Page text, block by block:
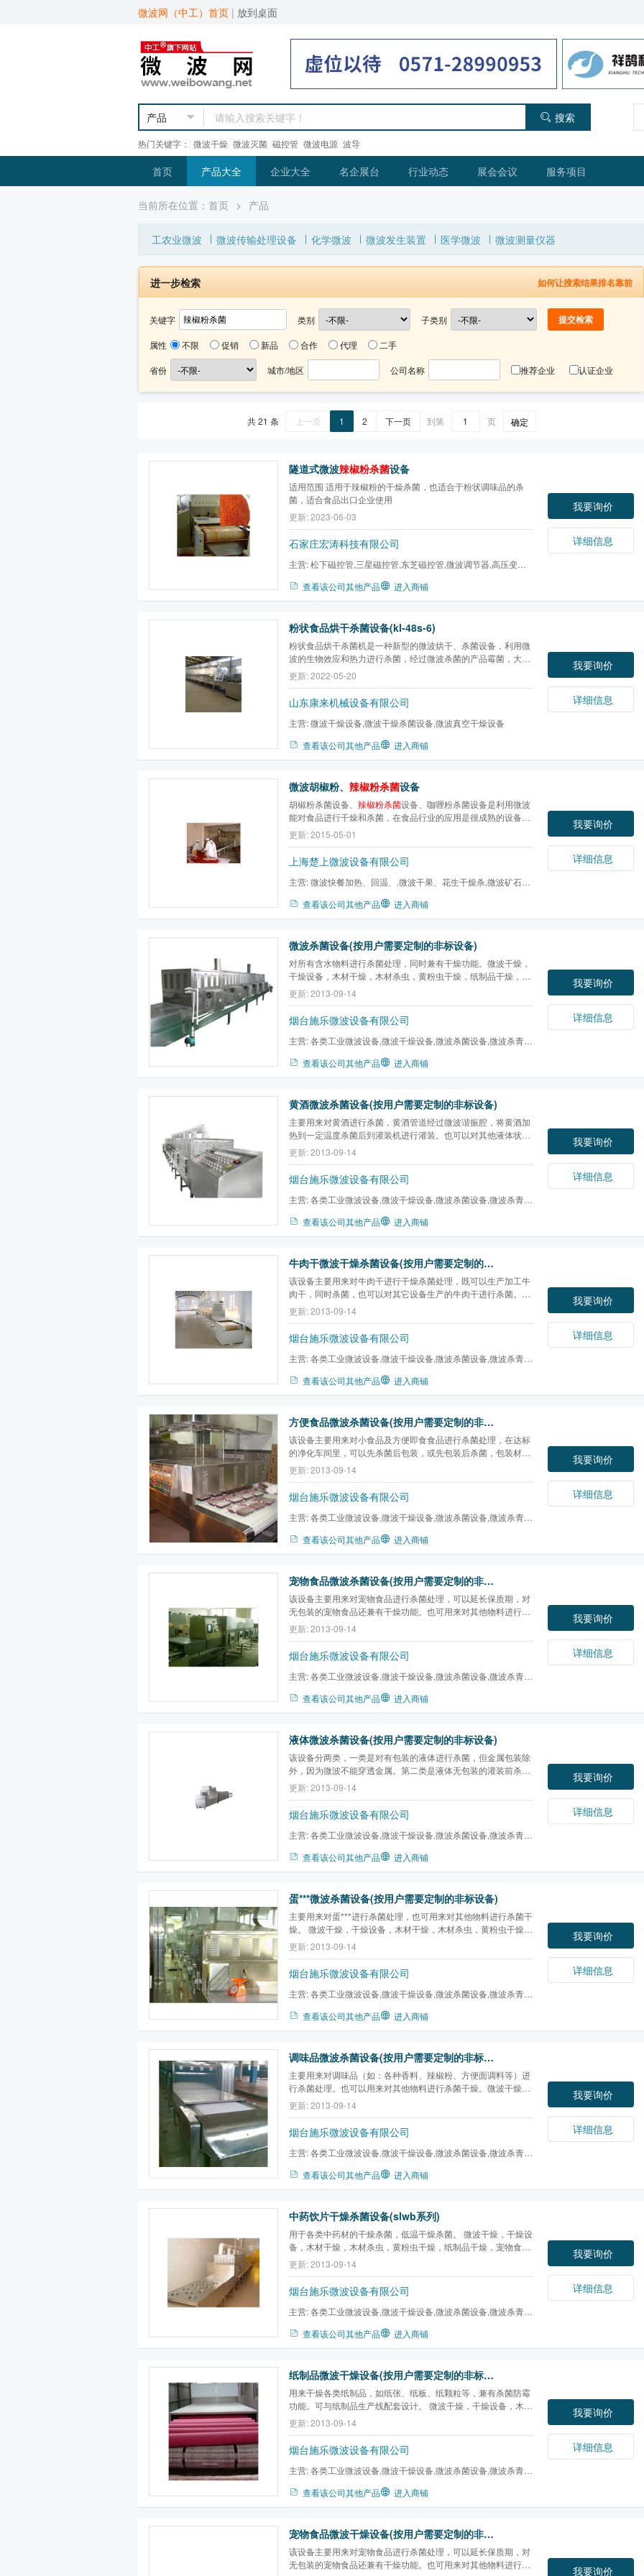
微波网（中工）首页 | 放到桌面
搜索
热门关键字： 微波干燥 微波灭菌 磁控管 微波电源 波导
首页 产品大全 企业大全 名企展台 行业动态 展会会议 服务项目
当前所在位置： 首页 > 产品
工农业微波 微波传输处理设备 化学微波 微波发生装置 医学微波 微波测量仪器
进一步检索 如何让搜索结果排名靠前
关键字 类别 子类别
属性 不限 促销 新品 合作 代理 二手
省份 城市/地区 公司名称 推荐企业 认证企业
共 21 条 上一页 1 2 下一页 到第 页 确定
隧道式微波辣椒粉杀菌设备
适用范围 适用于辣椒粉的干燥杀菌，也适合于粉状调味品的杀
菌，适合食品出口企业使用
更新: 2023-06-03
石家庄宏涛科技有限公司
主营:松下磁控管,三星磁控管,东芝磁控管,微波调节器,高压变压
查看该公司其他产品 进入商铺
我要询价
详细信息
粉状食品烘干杀菌设备(kl-48s-6)
粉状食品烘干杀菌机是一种新型的微波烘干、杀菌设备，利用微
波的生物效应和热力进行杀菌，经过微波杀菌的产品霉菌，大肠
肝菌，致病菌等都能达到卫生标准。微波杀菌设备是适用于各种
粉状食品的杀菌设备。如：调味品、
蛋***、豆粉、蔬菜粉、五谷杂粮粉、菌菇、面粉、淀粉、即...
更新: 2022-05-20
山东康来机械设备有限公司
主营:微波干燥设备,微波干燥杀菌设备,微波真空干燥设备
查看该公司其他产品
进入商铺
我要询价
详细信息
微波胡椒粉、 辣椒粉杀菌设备
胡椒粉杀菌设备、 辣椒粉杀菌设备、咖喱粉杀菌设备是利用微波
能对食品进行干燥和杀菌，在食品行业的应用是很成熟的设备，
家用微波炉就是很好的应用例子。在食品加热、蒸煮、熟化、烘
烤、杀菌等方面，微波炉都可以做得到。
更新: 2015-05-01
上海楚上微波设备有限公司
主营:微波快餐加热、回温、,微波干果、花生干燥杀,微波矿石设
查看该公司其他产品 进入商铺
我要询价
详细信息
微波杀菌设备(按用户需要定制的非标设备)
对所有含水物料进行杀菌处理，同时兼有干燥功能。微波干燥，
干燥设备，木材干燥，木材杀虫，黄粉虫干燥，纸制品干燥，宠
物食品干燥，粉末干燥，矿粉干燥，饮片干燥，金银花干燥，茶
叶杀青，大豆脱腥，真空干燥，杀菌设备，微波杀菌，烟台微
波， 辣椒粉杀菌 ，调味品杀菌，液体杀菌，蛋***杀菌，粉末...
更新: 2013-09-14
烟台施乐微波设备有限公司
主营:各类工业微波设备,微波干燥设备,微波杀菌设备,微波杀青设
查看该公司其他产品 进入商铺
我要询价
详细信息
黄酒微波杀菌设备(按用户需要定制的非标设备)
主要用来对黄酒进行杀菌，黄酒管道经过微波谐振腔，将黄酒加
热到一定温度杀菌后到灌装机进行灌装。也可以对其他液体状物
料进行杀菌处理。杀菌设备，微波杀菌，烟台微波，
菌，调味品杀菌，液体杀菌，蛋***杀菌，粉末杀菌，食品杀菌，
宠物食品杀菌，黄酒杀菌，牛肉干杀菌
更新: 2013-09-14
烟台施乐微波设备有限公司
主营:各类工业微波设备,微波干燥设备,微波杀菌设备,微波杀青设
查看该公司其他产品 进入商铺
我要询价
详细信息
牛肉干微波干燥杀菌设备(按用户需要定制的非标设备)
该设备主要用来对牛肉干进行干燥杀菌处理，既可以生产加工牛
肉干，同时杀菌，也可以对其它设备生产的牛肉干进行杀菌。还
可用来对其他物料进行杀菌干燥。杀菌设备，微波杀菌，烟台微
波，
菌，食品杀菌，宠物食品杀菌，黄酒杀菌，牛肉干杀菌
更新: 2013-09-14
烟台施乐微波设备有限公司
主营:各类工业微波设备,微波干燥设备,微波杀菌设备,微波杀青设
查看该公司其他产品 进入商铺
我要询价
详细信息
方便食品微波杀菌设备(按用户需要定制的非标设备)
该设备主要用来对小食品及方便即食食品进行杀菌处理，在达标
的净化车间里，可以先杀菌后包装，或先包装后杀菌，包装材质
不能是金属的。该设备也可用来对其他物料进行杀菌干燥。杀菌
设备，微波杀菌，烟台微波，
菌，蛋***杀菌，粉末杀菌，食品杀菌，宠物食品杀菌，黄...
更新: 2013-09-14
烟台施乐微波设备有限公司
主营:各类工业微波设备,微波干燥设备,微波杀菌设备,微波杀青设
查看该公司其他产品 进入商铺
我要询价
详细信息
宠物食品微波杀菌设备(按用户需要定制的非标设备)
该设备主要用来对宠物食品进行杀菌处理，可以延长保质期，对
无包装的宠物食品还兼有干燥功能。也可用来对其他物料进行杀
菌干燥。杀菌设备，微波杀菌，烟台微波，
杀菌，液体杀菌，蛋***杀菌，粉末杀菌，食品杀菌，宠物食品杀
菌，黄酒杀菌，牛肉干杀菌
更新: 2013-09-14
烟台施乐微波设备有限公司
主营:各类工业微波设备,微波干燥设备,微波杀菌设备,微波杀青设
查看该公司其他产品 进入商铺
我要询价
详细信息
液体微波杀菌设备(按用户需要定制的非标设备)
该设备分两类，一类是对有包装的液体进行杀菌，但金属包装除
外，因为微波不能穿透金属。第二类是液体无包装的灌装前杀
菌，液体管道经过微波谐振腔，将液体加热到一定温度杀菌后到
灌装机进行灌装。杀菌设备，微波杀菌，烟台微波，
菌，调味品杀菌，液体杀菌，蛋***杀菌，粉末杀菌，食品杀菌...
更新: 2013-09-14
烟台施乐微波设备有限公司
主营:各类工业微波设备,微波干燥设备,微波杀菌设备,微波杀青设
查看该公司其他产品 进入商铺
我要询价
详细信息
蛋***微波杀菌设备(按用户需要定制的非标设备)
主要用来对蛋***进行杀菌处理，也可用来对其他物料进行杀菌干
燥。 微波干燥，干燥设备，木材干燥，木材杀虫，黄粉虫干燥，
纸制品干燥，宠物食品干燥，粉末干燥，矿粉干燥，饮片干燥，
金银花干燥，茶叶杀青，大豆脱腥，真空干燥，杀菌设备，微波
杀菌，烟台微波， 辣椒粉杀菌，调味品杀菌，液体杀菌，...
更新: 2013-09-14
烟台施乐微波设备有限公司
主营:各类工业微波设备,微波干燥设备,微波杀菌设备,微波杀青设
查看该公司其他产品 进入商铺
我要询价
详细信息
调味品微波杀菌设备(按用户需要定制的非标设备)
主要用来对调味品（如：各种香料、辣椒粉、方便面调料等）进
行杀菌处理。也可以用来对其他物料进行杀菌干燥。微波干燥，
干燥设备，木材干燥，木材杀虫，黄粉虫干燥，纸制品干燥，宠
物食品干燥，粉末干燥，矿粉干燥，饮片干燥，金银花干燥，茶
叶杀青，大豆脱腥，真空干燥，杀菌设备，微波杀菌，烟台...
更新: 2013-09-14
烟台施乐微波设备有限公司
主营:各类工业微波设备,微波干燥设备,微波杀菌设备,微波杀青设
查看该公司其他产品 进入商铺
我要询价
详细信息
中药饮片干燥杀菌设备(slwb系列)
用于各类中药材的干燥杀菌，低温干燥杀菌。 微波干燥，干燥设
备，木材干燥，木材杀虫，黄粉虫干燥，纸制品干燥，宠物食品
干燥，粉末干燥，矿粉干燥，饮片干燥，金银花干燥，茶叶杀
青，大豆脱腥，真空干燥，杀菌设备，微波杀菌，烟台微波，
椒粉杀菌，调味品杀菌，液体杀菌，蛋***杀菌，粉末杀菌，...
更新: 2013-09-14
烟台施乐微波设备有限公司
主营:各类工业微波设备,微波干燥设备,微波杀菌设备,微波杀青设
查看该公司其他产品 进入商铺
我要询价
详细信息
纸制品微波干燥设备(按用户需要定制的非标设备)
用来干燥各类纸制品，如纸张、纸板、纸颗粒等，兼有杀菌防霉
功能。可与纸制品生产线配套设计。 微波干燥，干燥设备，木材
干燥，木材杀虫，黄粉虫干燥，纸制品干燥，宠物食品干燥，粉
末干燥，矿粉干燥，饮片干燥，金银花干燥，茶叶杀青，大豆脱
腥，真空干燥，杀菌设备，微波杀菌，烟台微波，辣椒粉杀...
更新: 2013-09-14
烟台施乐微波设备有限公司
主营:各类工业微波设备,微波干燥设备,微波杀菌设备,微波杀青设
查看该公司其他产品 进入商铺
我要询价
详细信息
宠物食品微波干燥设备(按用户需要定制的非标设备)
该设备主要用来对宠物食品进行杀菌处理，可以延长保质期，对
无包装的宠物食品还兼有干燥功能。也可用来对其他物料进行杀
我要询价